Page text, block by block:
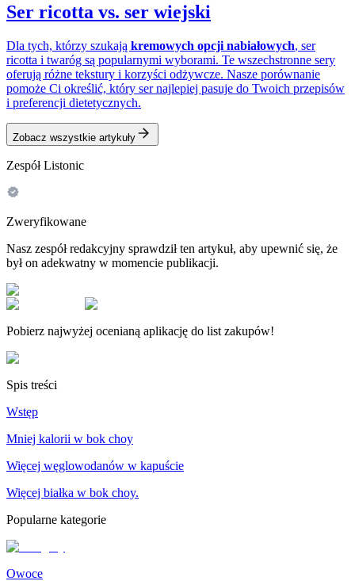
Ser ricotta vs. ser wiejski
Dla tych, którzy szukają kremowych opcji nabiałowych, ser
ricotta i twaróg są popularnymi wyborami. Te wszechstronne sery
oferują różne tekstury i korzyści odżywcze. Nasze porównanie
pomoże Ci określić, który ser najlepiej pasuje do Twoich przepisów
i preferencji dietetycznych.
Zobacz wszystkie artykuły
Zespół Listonic
Zweryfikowane
Nasz zespół redakcyjny sprawdził ten artykuł, aby upewnić się, że
był on adekwatny w momencie publikacji.
Pobierz najwyżej ocenianą aplikację do list zakupów!
Spis treści
Wstęp
Mniej kalorii w bok choy
Więcej węglowodanów w kapuście
Więcej białka w bok choy.
Popularne kategorie
Owoce